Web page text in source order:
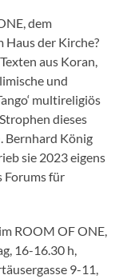
dem
der Kirche?
aus Koran,
und
multireligiös
dieses
Bernhard König
sie 2023 eigens
Forums für
ROOM OF ONE,
16-16.30 h,
9-11,